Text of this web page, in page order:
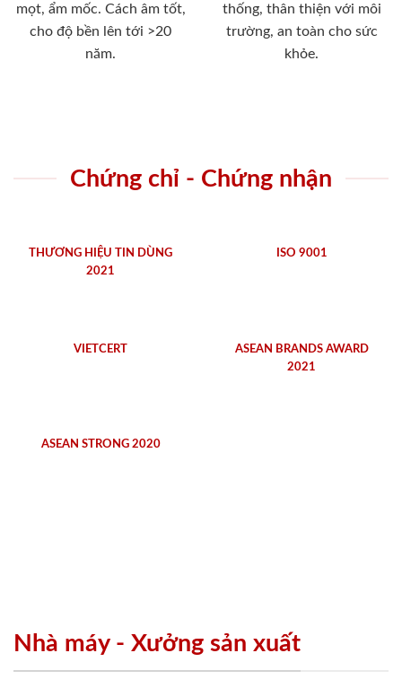
mọt, ẩm mốc. Cách âm tốt,
cho độ bền lên tới >20
năm.
thống, thân thiện với môi
trường, an toàn cho sức
khỏe.
Chứng chỉ - Chứng nhận
THƯƠNG HIỆU TIN DÙNG
2021
ISO 9001
VIETCERT
ASEAN BRANDS AWARD
2021
ASEAN STRONG 2020
Nhà máy - Xưởng sản xuất